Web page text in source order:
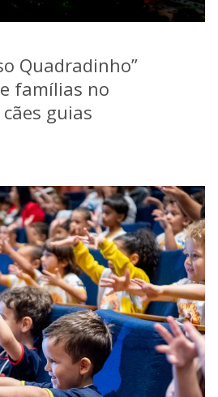
Quadradinho”
famílias no
guias